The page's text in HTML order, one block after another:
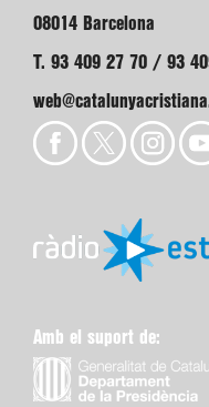
08014 Barcelona
T. 93 409 27 70 / 93
Amb el suport de: